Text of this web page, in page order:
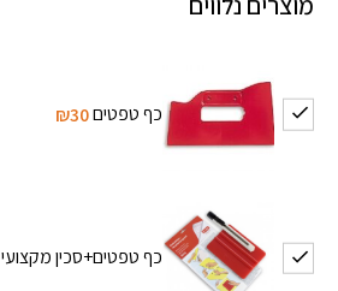
כף טפטים₪30
כף טפטים+סכין מקצועי